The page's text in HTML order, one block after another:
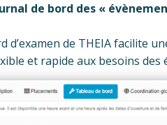
de bord des «
d’examen de THEIA facilite
et rapide aux besoins des